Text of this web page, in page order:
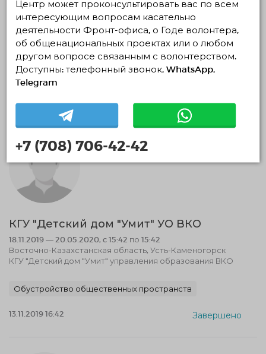
ГКЦ
13.11.2019 — 13.12.2019, c 12:12 по 12:12
Алматы, Алматы
«Городской Кардиологический Центр»
Волонтерство в медицине и донорство
КГУ "Детский дом "Умит" УО ВКО
18.11.2019 — 20.05.2020, c 15:42 по 15:42
Восточно-Казахстанская область, Усть-Каменогорск
КГУ "Детский дом "Умит" управления образования ВКО
Обустройство общественных пространств
13.11.2019 16:42 Завершено
Центр может проконсультировать вас по всем
интересующим вопросам касательно
деятельности Фронт-офиса, о Годе волонтера,
об общенациональных проектах или о любом
другом вопросе связанным с волонтерством.
Доступны: телефонный звонок, WhatsApp,
Telegram
+7 (708) 706-42-42